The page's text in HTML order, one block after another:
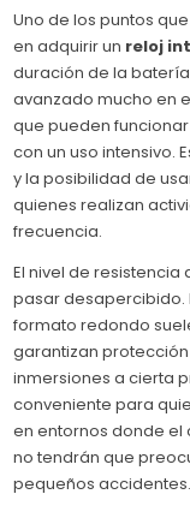
Uno de los puntos
en adquirir un reloj
duración de la
avanzado mucho en
que pueden
con un uso intensivo.
y la posibilidad de
quienes realizan
frecuencia.
El nivel de
pasar desapercibido.
formato redondo
garantizan
inmersiones a cierta
conveniente para
en entornos donde el
no tendrán que
pequeños accidentes.